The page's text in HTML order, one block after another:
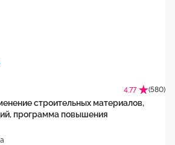
4.77 (580)
строительных материалов,
программа повышения